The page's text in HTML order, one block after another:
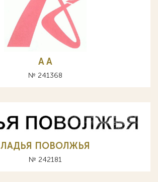
A А
№ 241368
ЛАДЬЯ ПОВОЛЖЬЯ
№ 242181